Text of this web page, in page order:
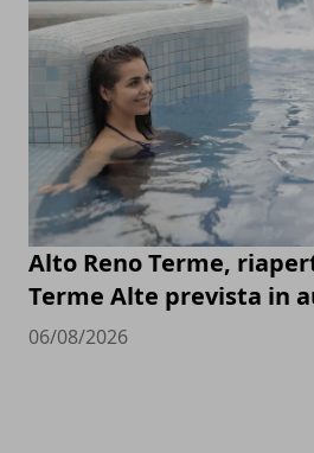
Alto Reno Terme,
Terme Alte prevista in
06/08/2026